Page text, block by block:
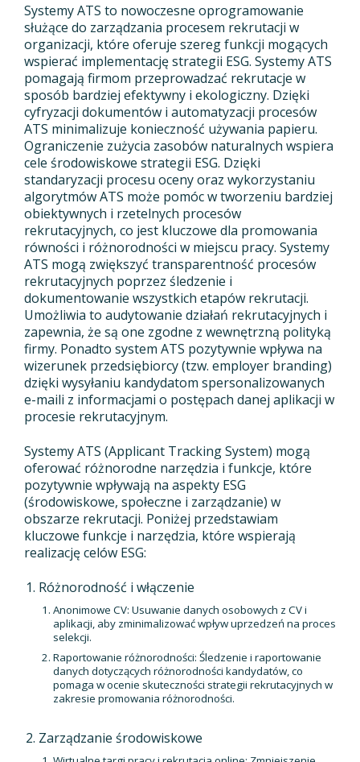
Systemy ATS to nowoczesne oprogramowanie
służące do zarządzania procesem rekrutacji w
organizacji, które oferuje szereg funkcji mogących
wspierać implementację strategii ESG. Systemy ATS
pomagają firmom przeprowadzać rekrutacje w
sposób bardziej efektywny i ekologiczny. Dzięki
cyfryzacji dokumentów i automatyzacji procesów
ATS minimalizuje konieczność używania papieru.
Ograniczenie zużycia zasobów naturalnych wspiera
cele środowiskowe strategii ESG. Dzięki
standaryzacji procesu oceny oraz wykorzystaniu
algorytmów ATS może pomóc w tworzeniu bardziej
obiektywnych i rzetelnych procesów
rekrutacyjnych, co jest kluczowe dla promowania
równości i różnorodności w miejscu pracy. Systemy
ATS mogą zwiększyć transparentność procesów
rekrutacyjnych poprzez śledzenie i
dokumentowanie wszystkich etapów rekrutacji.
Umożliwia to audytowanie działań rekrutacyjnych i
zapewnia, że są one zgodne z wewnętrzną polityką
firmy. Ponadto system ATS pozytywnie wpływa na
wizerunek przedsiębiorcy (tzw. employer branding)
dzięki wysyłaniu kandydatom spersonalizowanych
e-maili z informacjami o postępach danej aplikacji w
procesie rekrutacyjnym.
Systemy ATS (Applicant Tracking System) mogą
oferować różnorodne narzędzia i funkcje, które
pozytywnie wpływają na aspekty ESG
(środowiskowe, społeczne i zarządzanie) w
obszarze rekrutacji. Poniżej przedstawiam
kluczowe funkcje i narzędzia, które wspierają
realizację celów ESG:
Różnorodność i włączenie
Anonimowe CV: Usuwanie danych osobowych z CV i
aplikacji, aby zminimalizować wpływ uprzedzeń na proces
selekcji.
Raportowanie różnorodności: Śledzenie i raportowanie
danych dotyczących różnorodności kandydatów, co
pomaga w ocenie skuteczności strategii rekrutacyjnych w
zakresie promowania różnorodności.
Zarządzanie środowiskowe